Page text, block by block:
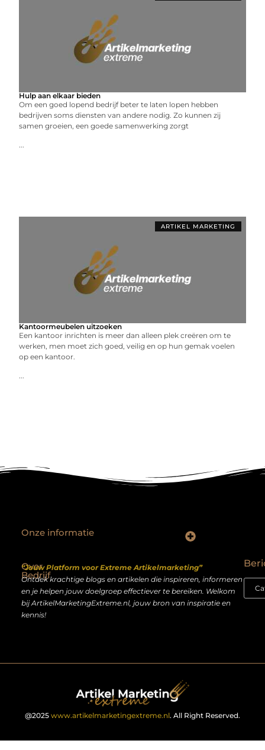
Hulp aan elkaar bieden
Om een goed lopend bedrijf beter te laten lopen hebben
bedrijven soms diensten van andere nodig. Zo kunnen zij
samen groeien, een goede samenwerking zorgt
...
ARTIKEL MARKETING
Kantoormeubelen uitzoeken
Een kantoor inrichten is meer dan alleen plek creëren om te
werken, men moet zich goed, veilig en op hun gemak voelen
op een kantoor.
...
Over
Bedrijf
“Jouw Platform voor Extreme Artikelmarketing”
Ontdek krachtige blogs en artikelen die inspireren, informeren
en je helpen jouw doelgroep effectiever te bereiken. Welkom
bij ArtikelMarketingExtreme.nl, jouw bron van inspiratie en
kennis!
Onze informatie
@2025 www.artikelmarketingextreme.nl. All Right Reserved.